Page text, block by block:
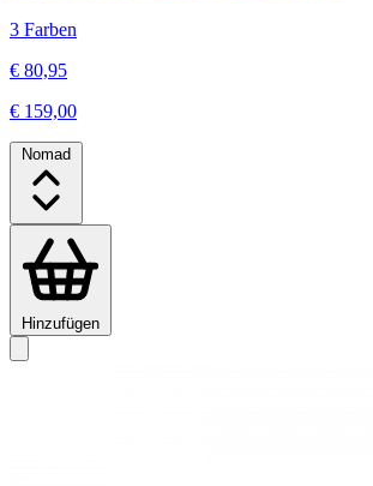
3 Farben
€ 80,95
€ 159,00
Nomad
Hinzufügen